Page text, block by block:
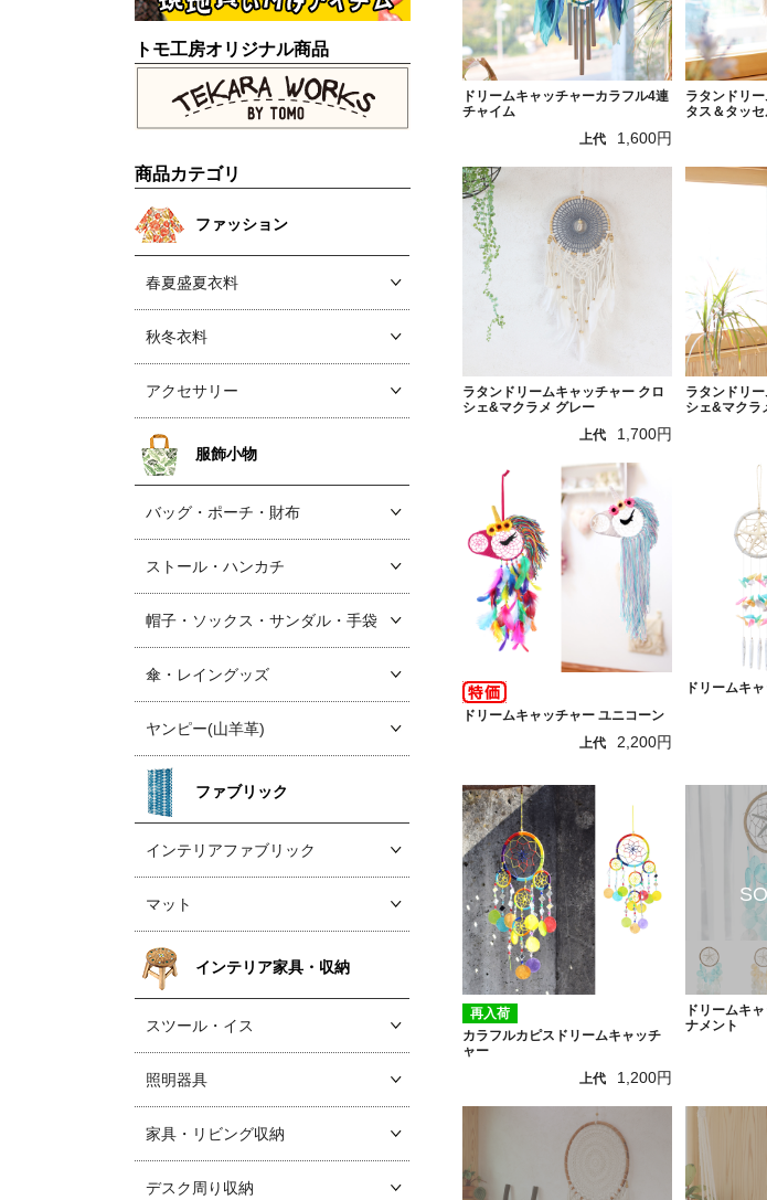
ドリームキャッチャーカラフル4連
チャイム
上代
1,600円
ラタンドリ
タス＆タッ
ラタンドリームキャッチャー クロ
シェ&マクラメ グレー
上代
1,700円
ラタンドリ
シェ&マクラ
ドリームキャッチャー ユニコーン
上代
2,200円
ドリームキ
再入荷
カラフルカピスドリームキャッチ
ャー
上代
1,200円
ドリームキ
ナメント
トモ工房オリジナル商品
商品カテゴリ
ファッション
春夏盛夏衣料
秋冬衣料
アクセサリー
服飾小物
バッグ・ポーチ・財布
ストール・ハンカチ
帽子・ソックス ・サンダル・手袋
傘・レイングッズ
ヤンピー(山羊革)
ファブリック
インテリアファブリック
マット
インテリア家具・収納
スツール・イス
照明器具
家具・リビング収納
デスク周り収納